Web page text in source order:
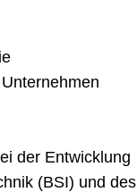
der Entwicklung
(BSI) und des